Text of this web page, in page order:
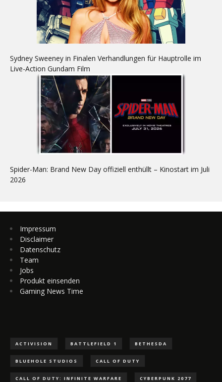
Sydney Sweeney in Finalen Verhandlungen für Hauptrolle im
Live-Action Gundam Film
Spider-Man: Brand New Day offiziell enthüllt – Kinostart im Juli
2026
Impressum
Disclaimer
Datenschutz
Team
Jobs
Produkt einsenden
Gaming News Time
ACTIVISION BATTLEFIELD 1 BETHESDA
BLUEHOLE STUDIOS CALL OF DUTY
CALL OF DUTY: INFINITE WARFARE CYBERPUNK 2077